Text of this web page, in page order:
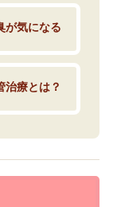
が気になる
治療とは？